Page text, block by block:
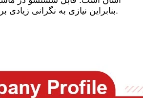
بنابراین نیازی به نگرانی زیادی برای تمیز کردن ندارید.